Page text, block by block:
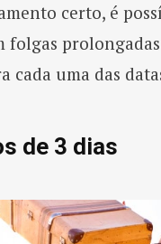
certo, é
folgas
cada uma das
de 3 dias